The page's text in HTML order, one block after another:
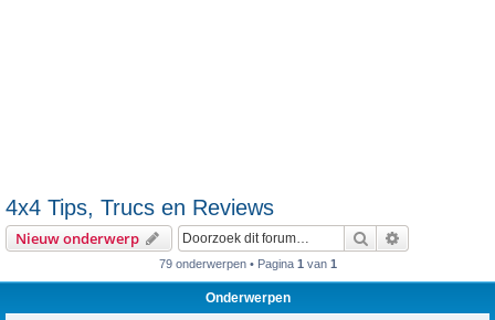
4x4 Tips, Trucs en Reviews
Nieuw onderwerp Zoek
79 onderwerpen • Pagina 1 van 1
Onderwerpen